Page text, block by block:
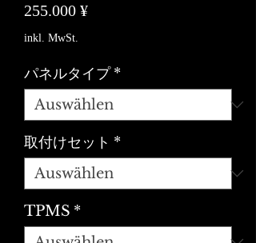
255.000 ¥Preis
inkl. MwSt.
パネルタイプ *
取付けセット *
TPMS *